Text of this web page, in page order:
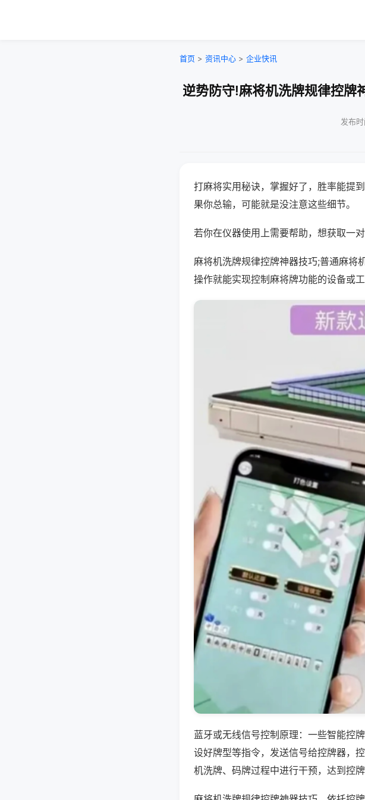
首页 > 资讯中心 > 企业快讯
逆势防守!麻将机洗牌规律控牌
发布
打麻将实用秘诀，掌握好了，胜率能提
果你总输，可能就是没注意这些细节。
若你在仪器使用上需要帮助，想获取一
麻将机洗牌规律控牌神器技巧;普通麻将
操作就能实现控制麻将牌功能的设备或工
蓝牙或无线信号控制原理：一些智能控
设好牌型等指令，发送信号给控牌器，
机洗牌、码牌过程中进行干预，达到控牌